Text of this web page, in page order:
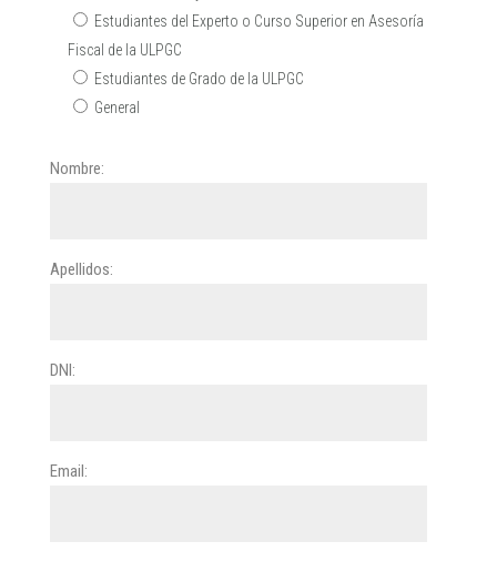
Estudiantes del Experto o Curso Superior en Asesoría
Fiscal de la ULPGC
Estudiantes de Grado de la ULPGC
General
Nombre:
Apellidos:
DNI:
Email: